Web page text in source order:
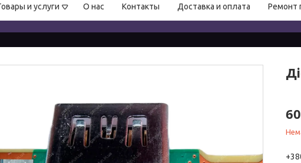
и услуги О нас Контакты Доставка и оплата Ремонт